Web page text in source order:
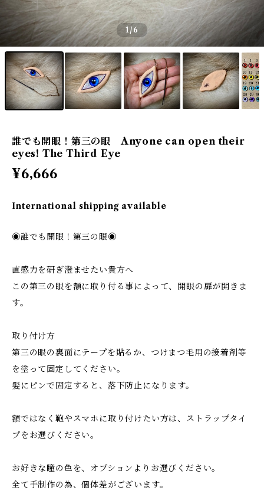
1/6
誰でも開眼！第三の眼 Anyone can open their
eyes! The Third Eye
¥6,666
International shipping available
◉誰でも開眼！第三の眼◉
直感力を研ぎ澄ませたい貴方へ
この第三の眼を額に取り付る事によって、開眼の扉が開きま
す。
取り付け方
第三の眼の裏面にテープを貼るか、つけまつ毛用の接着剤等
を塗って固定してください。
髪にピンで固定すると、落下防止になります。
額ではなく鞄やスマホに取り付けたい方は、ストラップタイ
プをお選びください。
お好きな瞳の色を、オプションよりお選びください。
全て手制作の為、個体差がございます。